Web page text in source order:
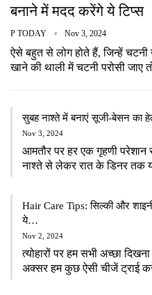
बनाने में मदद करेंगे ये टिप्स
P TODAY Nov 3, 2024
ऐसे बहुत से लोग होते हैं, जिन्हें
खाने की थाली में चटनी परोसी जाए
सुबह नाश्ते में बनाएं सूजी-बेसन का
Nov 3, 2024
आमतौर पर हर एक गृहणी परेशान
नाश्ते से लेकर रात के डिनर तक
Hair Care Tips: सिल्की और
ये…
Nov 2, 2024
त्योहारों पर हम सभी अच्छा
अक्सर हम कुछ ऐसी चीजें ट्राई